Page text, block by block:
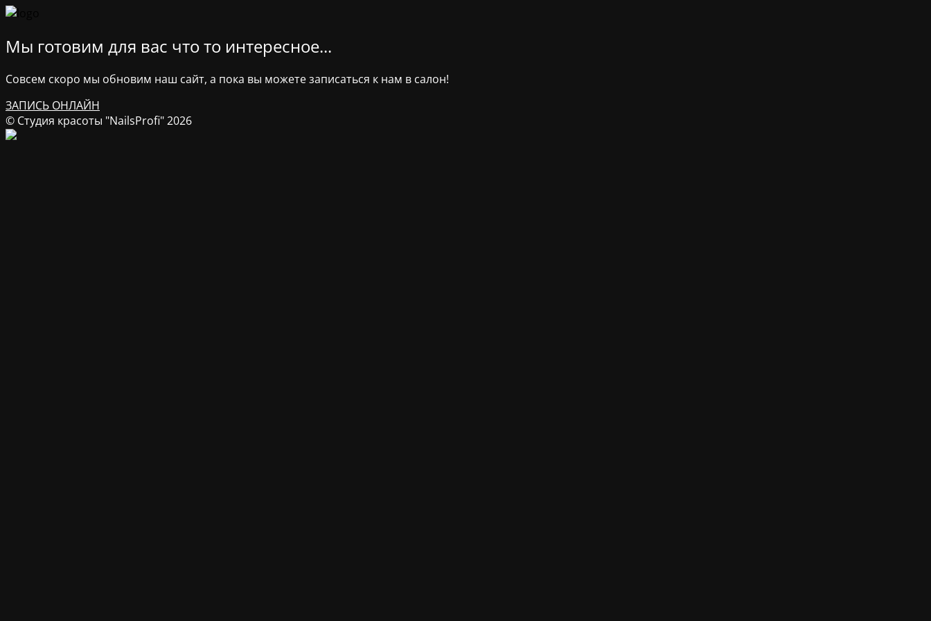
Мы готовим для вас что то интересное...
Совсем скоро мы обновим наш сайт, а пока вы можете записаться к нам в салон!
ЗАПИСЬ ОНЛАЙН
© Студия красоты "NailsProfi" 2026